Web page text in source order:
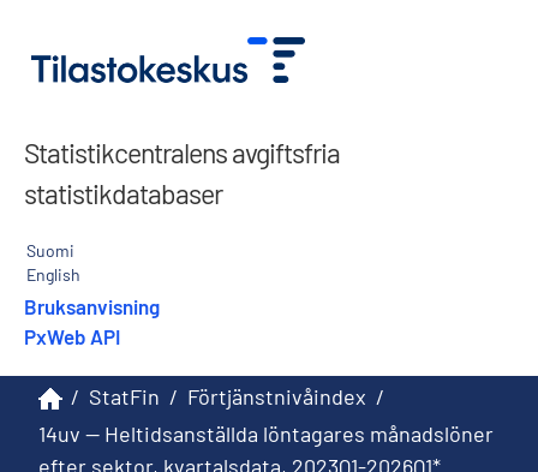
Statistikcentralens avgiftsfria
statistikdatabaser
Suomi
English
Bruksanvisning
PxWeb API
/ StatFin / Förtjänstnivåindex /
14uv -- Heltidsanställda löntagares månadslöner
efter sektor, kvartalsdata, 2023Q1-2026Q1*